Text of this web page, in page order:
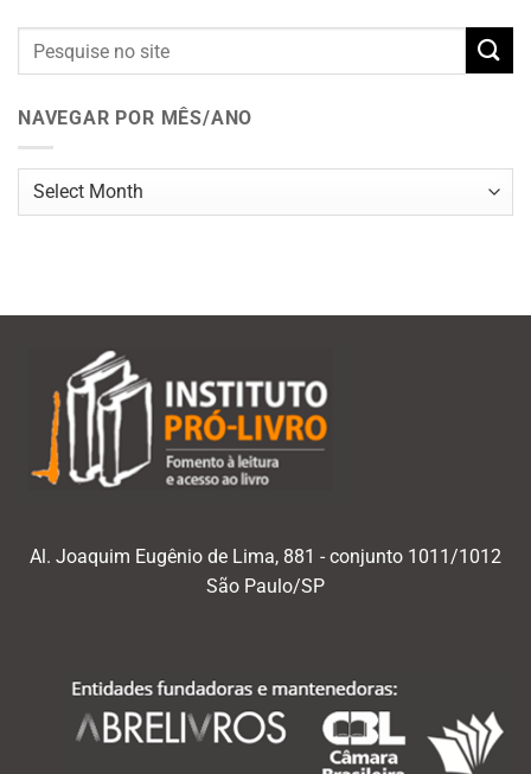
NAVEGAR POR MÊS/ANO
Navegar
Al. Joaquim Eugênio de Lima, 881 - conjunto 1011/1012
São Paulo/SP